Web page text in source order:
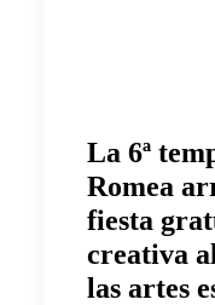
La 6ª
Romea
fiesta
creativa
las artes